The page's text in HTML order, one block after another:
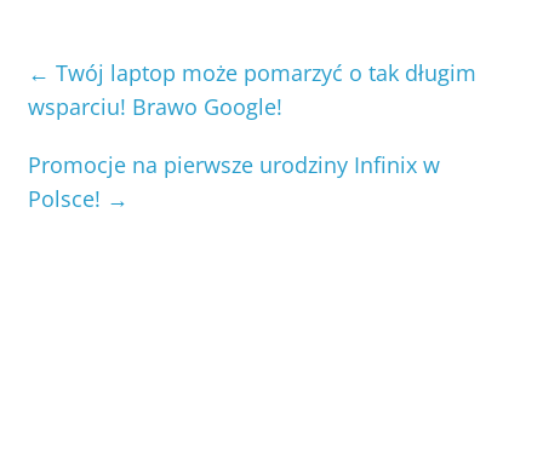
← Twój laptop może pomarzyć o tak długim
wsparciu! Brawo Google!
Promocje na pierwsze urodziny Infinix w
Polsce! →